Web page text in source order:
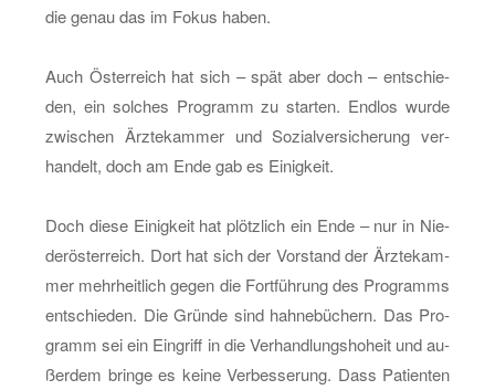
die genau das im Fokus haben.
Auch Ös­ter­reich hat sich – spät aber doch – ent­schie­
den, ein sol­ches Pro­gramm zu star­ten. End­los wurde
zwi­schen Ärz­te­kam­mer und So­zi­al­ver­si­che­rung ver­
han­delt, doch am Ende gab es Ei­nig­keit.
Doch diese Ei­nig­keit hat plötz­lich ein Ende – nur in Nie­
der­ös­ter­reich. Dort hat sich der Vor­stand der Ärz­te­kam­
mer mehr­heit­lich gegen die Fort­füh­rung des Pro­gramms
ent­schie­den. Die Grün­de sind hah­ne­bü­chern. Das Pro­
gramm sei ein Ein­griff in die Ver­hand­lungs­ho­heit und au­
ßer­dem brin­ge es keine Ver­bes­se­rung. Dass Pa­ti­en­ten